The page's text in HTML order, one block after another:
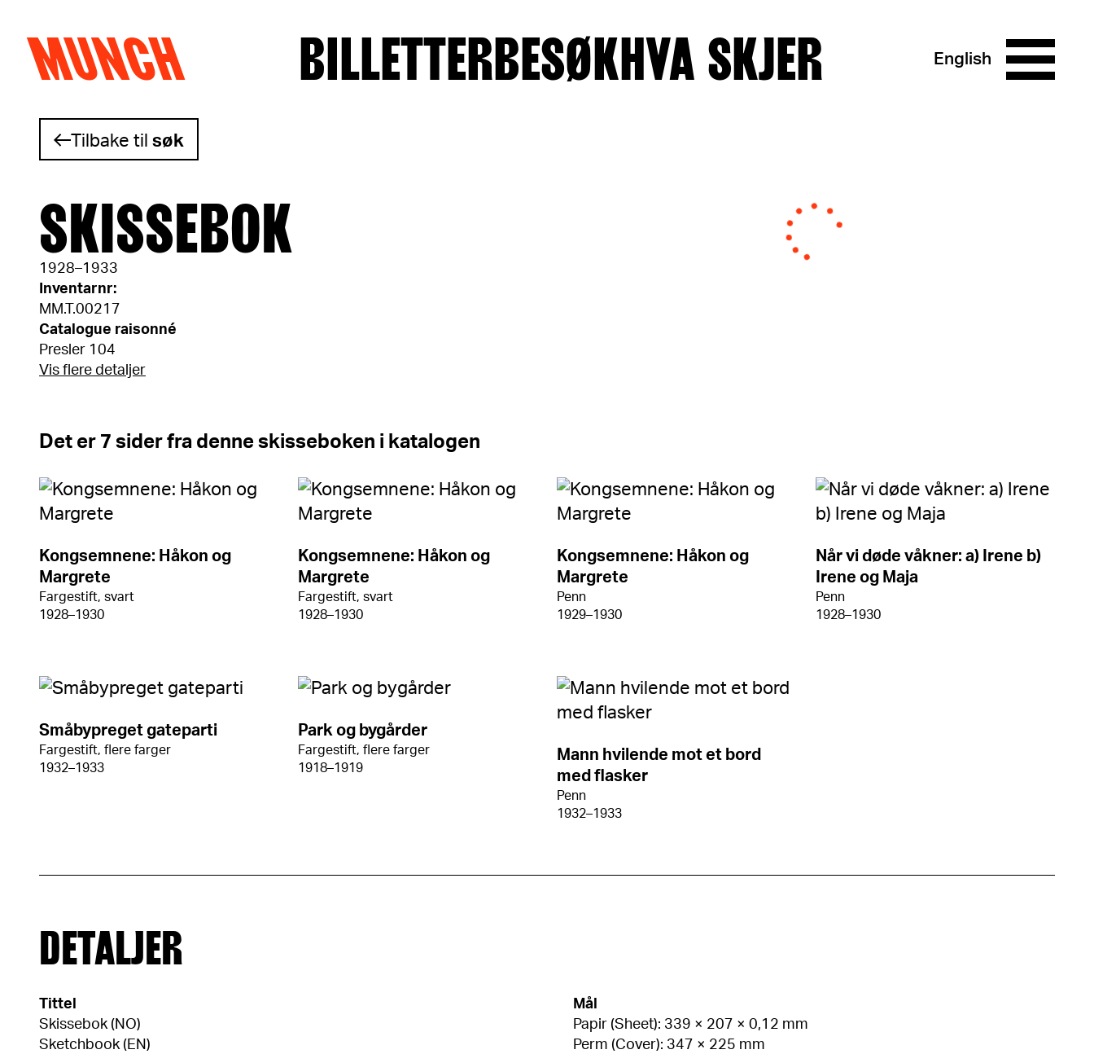
Hopp til innhold
MUNCH BILLETTERBESØKHVA SKJER English
Tilbake tilsøk
SKISSEBOK
1928–1933
Inventarnr:
MM.T.00217
Catalogue raisonné
Presler 104
Vis flere detaljer
Det er 7 sider fra denne skisseboken i katalogen
Kongsemnene: Håkon og
Margrete
Fargestift, svart
1928–1930
Kongsemnene: Håkon og
Margrete
Fargestift, svart
1928–1930
Kongsemnene: Håkon og
Margrete
Penn
1929–1930
Når vi døde våkner: a) Irene b)
Irene og Maja
Penn
1928–1930
Småbypreget gateparti
Fargestift, flere farger
1932–1933
Park og bygårder
Fargestift, flere farger
1918–1919
Mann hvilende mot et bord
med flasker
Penn
1932–1933
DETALJER
Tittel
Skissebok (NO)
Sketchbook (EN)
Mål
Papir (Sheet): 339 × 207 × 0,12 mm
Perm (Cover): 347 × 225 mm